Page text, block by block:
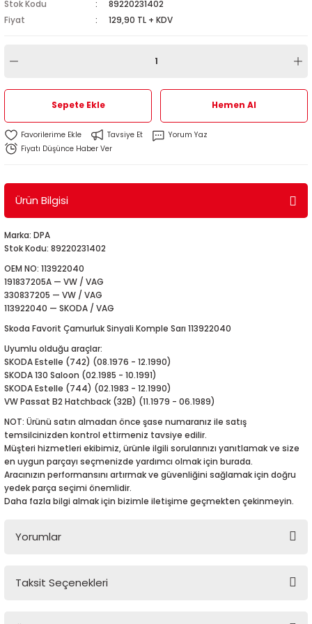
2011
2000
2005
2010
2018
2022
2012
2017
2024
2015
2012
1997-2003
T5 2004-2009
2010-2015
2015-2018
2005
Stok Kodu
89220231402
Fiyat
129,90 TL + KDV
Sepete Ekle Hemen Al
Tavsiye Et
Yorum Yaz
Fiyatı Düşünce Haber Ver
Ürün Bilgisi
Marka: DPA
Stok Kodu: 89220231402
OEM NO: 113922040
191837205A — VW / VAG
330837205 — VW / VAG
113922040 — SKODA / VAG
Skoda Favorit Çamurluk Sinyali Komple Sarı 113922040
Uyumlu olduğu araçlar:
SKODA Estelle (742) (08.1976 - 12.1990)
SKODA 130 Saloon (02.1985 - 10.1991)
SKODA Estelle (744) (02.1983 - 12.1990)
VW Passat B2 Hatchback (32B) (11.1979 - 06.1989)
NOT: Ürünü satın almadan önce şase numaranız ile satış
temsilcinizden kontrol ettirmeniz tavsiye edilir.
Müşteri hizmetleri ekibimiz, ürünle ilgili sorularınızı yanıtlamak ve size
en uygun parçayı seçmenizde yardımcı olmak için burada.
Aracınızın performansını artırmak ve güvenliğini sağlamak için doğru
yedek parça seçimi önemlidir.
Daha fazla bilgi almak için bizimle iletişime geçmekten çekinmeyin.
Yorumlar
Taksit Seçenekleri